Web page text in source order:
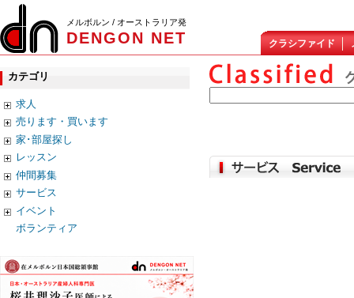
メルボルン / オーストラリア発
DENGON NET クラシファイド
カテゴリ
求人
売ります・買います
家･部屋探し
レッスン
仲間募集
サービス
イベント
ボランティア